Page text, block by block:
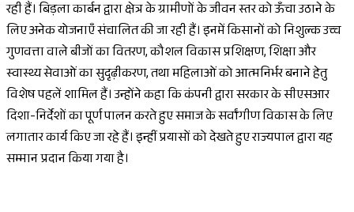
रही हैं। बिड़ला कार्बन द्वारा क्षेत्र के ग्रामीणों के जीवन स्तर को ऊँचा उठाने के
लिए अनेक योजनाएँ संचालित की जा रही हैं। इनमें किसानों को निशुल्क उच्च
गुणवत्ता वाले बीजों का वितरण, कौशल विकास प्रशिक्षण, शिक्षा और
स्वास्थ्य सेवाओं का सुदृढ़ीकरण, तथा महिलाओं को आत्मनिर्भर बनाने हेतु
विशेष पहलें शामिल हैं। उन्होंने कहा कि कंपनी द्वारा सरकार के सीएसआर
दिशा-निर्देशों का पूर्ण पालन करते हुए समाज के सर्वांगीण विकास के लिए
लगातार कार्य किए जा रहे हैं। इन्हीं प्रयासों को देखते हुए राज्यपाल द्वारा यह
सम्मान प्रदान किया गया है।